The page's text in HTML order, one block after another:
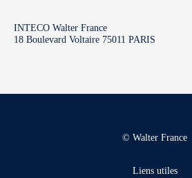
INTECO Walter France
18 Boulevard Voltaire 75011 PARIS
© Walter France
Liens utiles